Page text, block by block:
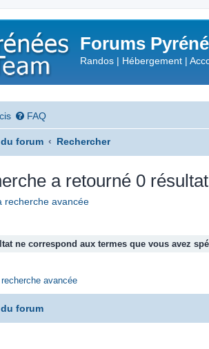
Forums
Randos | Hébergement |
FAQ
forum Rechercher
a retourné 0 résultat
recherche avancée
ne correspond aux termes que vous avez
avancée
forum